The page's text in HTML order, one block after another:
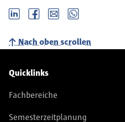
LinkedIn Facebook email Whatsapp
Nach oben scrollen
Service-Navigation
Quicklinks
Fachbereiche
Semesterzeitplanung